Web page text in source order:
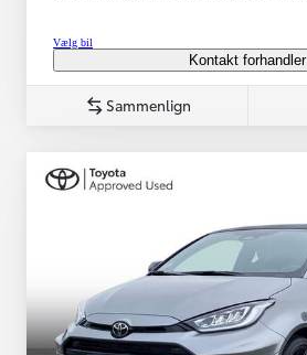
Vælg bil
Kontakt forhandler
Sammenlign